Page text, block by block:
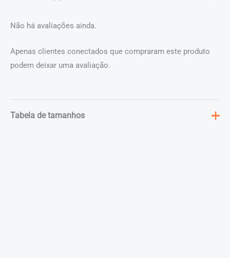
Não há avaliações ainda.
Apenas clientes conectados que compraram este produto
podem deixar uma avaliação.
Tabela de tamanhos